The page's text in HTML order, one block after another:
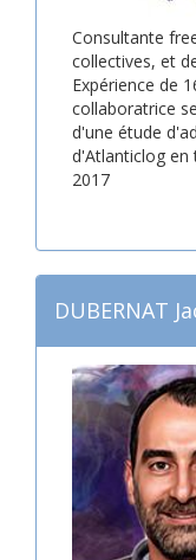
Consultante
collectives, et
Expérience de
collaboratrice
d'une étude
d'Atlanticlog en
2017
DUBERNAT